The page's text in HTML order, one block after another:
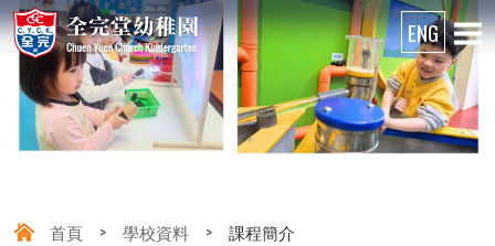
首頁 > 學校資料 > 課程簡介